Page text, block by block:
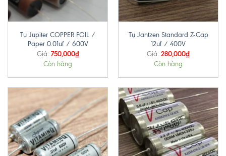
Tụ Jupiter COPPER FOIL /
Paper 0.01uf / 600V
Giá: 750,000₫
Còn hàng
Tụ Jantzen Standard Z-Cap
12uf / 400V
Giá: 280,000₫
Còn hàng